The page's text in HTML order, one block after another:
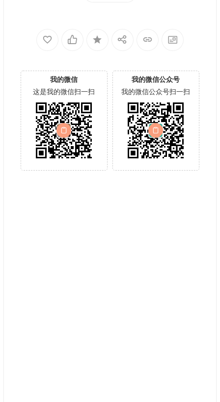
我的微信
这是我的微信扫一扫
我的微信公众号
我的微信公众号扫一扫